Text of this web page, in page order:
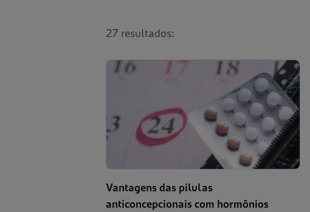
27 resultados:
Vantagens das pílulas
anticoncepcionais com hormônios